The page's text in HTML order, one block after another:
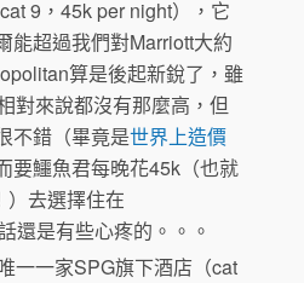
9，45k per night），它
能超過我們對Marriott大約
算是後起新銳了，雖
對來說都沒有那麼高，但
不錯（畢竟是世界上造價
要鱷魚君每晚花45k（也就
）去選擇住在
還是有些心疼的。。。
一一家SPG旗下酒店（cat